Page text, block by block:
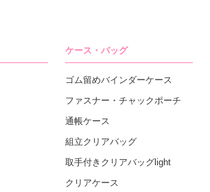
ケース・バッグ
ゴム留めバインダーケース
ファスナー・チャックポーチ
通帳ケース
組立クリアバッグ
取手付きクリアバッグlight
クリアケース